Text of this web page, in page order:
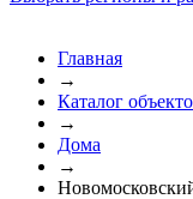
Главная
→
Каталог
→
Дома
→